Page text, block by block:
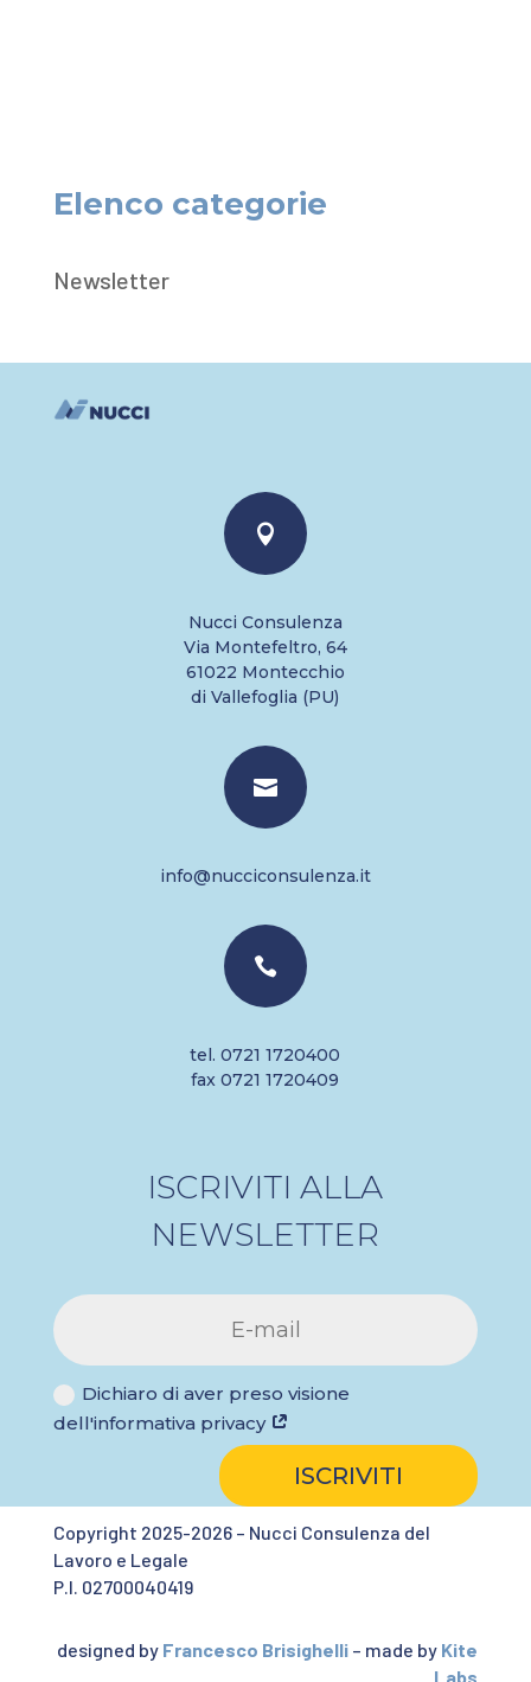
Elenco categorie
Newsletter

Nucci Consulenza
Via Montefeltro, 64
61022 Montecchio
di Vallefoglia (PU)

info@nucciconsulenza.it

tel. 0721 1720400
fax 0721 1720409
ISCRIVITI ALLA
NEWSLETTER
Dichiaro di aver preso visione
dell'informativa privacy
ISCRIVITI
Copyright 2025-2026 – Nucci Consulenza del
Lavoro e Legale
P.I. 02700040419
designed by Francesco Brisighelli – made by Kite
Labs